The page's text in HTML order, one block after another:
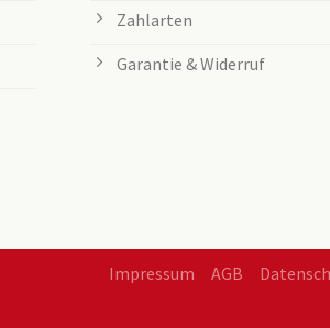
Zahlarten
Garantie & Widerruf
Impressum AGB